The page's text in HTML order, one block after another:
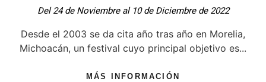
Del 24 de Noviembre al 10 de Diciembre de 2022
Desde el 2003 se da cita año tras año en Morelia,
Michoacán, un festival cuyo principal objetivo es...
MÁS INFORMACIÓN